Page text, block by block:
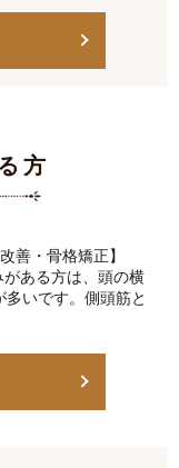
方
善・骨格矯正】
ある方は、頭の横
いです。側頭筋と